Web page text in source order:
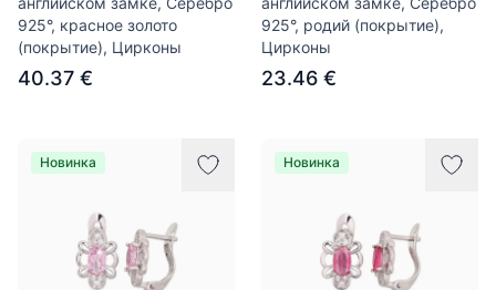
925°, красное золото
(покрытие), Цирконы
40.37 €
925°, родий (покрытие),
Цирконы
23.46 €
Новинка Новинка